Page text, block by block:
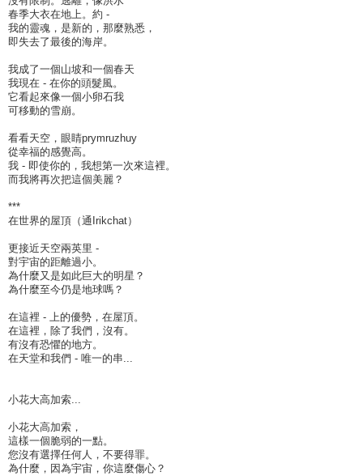
春季大衣在地上。約 -
我的靈魂，是新的，那麼熟悉，
即失去了最後的海岸。
我成了一個山坡和一個春天
我現在 - 在你的頭髮風。
它看起來像一個小卵石我
可移動的雪崩。
看看天空，眼睛prymruzhuy
從幸福的感覺高。
我 - 即使你的，我想第一次來這裡。
而我將再次把這個美麗？
***
在世界的屋頂（通Irikchat）
更接近天空兩英里 -
對宇宙的距離過小。
為什麼又是如此巨大的明星？
為什麼至今仍是地球嗎？
在這裡 - 上的優勢，在屋頂。
在這裡，除了我們，沒有。
有沒有恐懼的地方。
在天堂和我們 - 唯一的串...
小花大高加索...
小花大高加索，
這樣一個脆弱的一點。
您沒有選擇任何人，不要得罪。
為什麼，因為宇宙，你這麼傷心？